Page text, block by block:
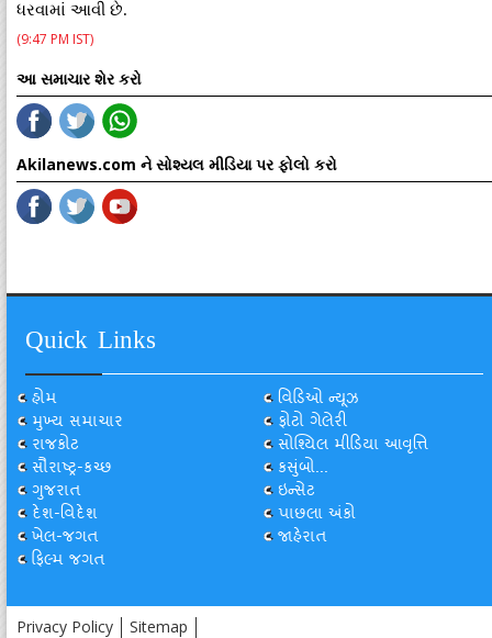
ધરવામાં આવી છે.
(9:47 PM IST)
આ સમાચાર શેર કરો
Akilanews.com ને સોશ્યલ મીડિયા પર ફોલો કરો
Quick Links
હોમ
મુખ્ય સમાચાર
રાજકોટ
સૌરાષ્ટ્ર-કચ્છ
ગુજરાત
દેશ-વિદેશ
ખેલ-જગત
ફિલ્મ જગત
વિડિઓ ન્યૂઝ
ફોટો ગેલેરી
સોશ્યિલ મીડિયા આવૃત્તિ
કસુંબો...
ઇન્સેટ
પાછલા અંકો
જાહેરાત
Privacy Policy Sitemap